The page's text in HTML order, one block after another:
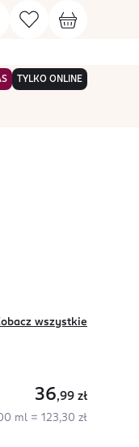
TYLKO ONLINE
wszystkie
36,99 zł
ml = 123,30 zł